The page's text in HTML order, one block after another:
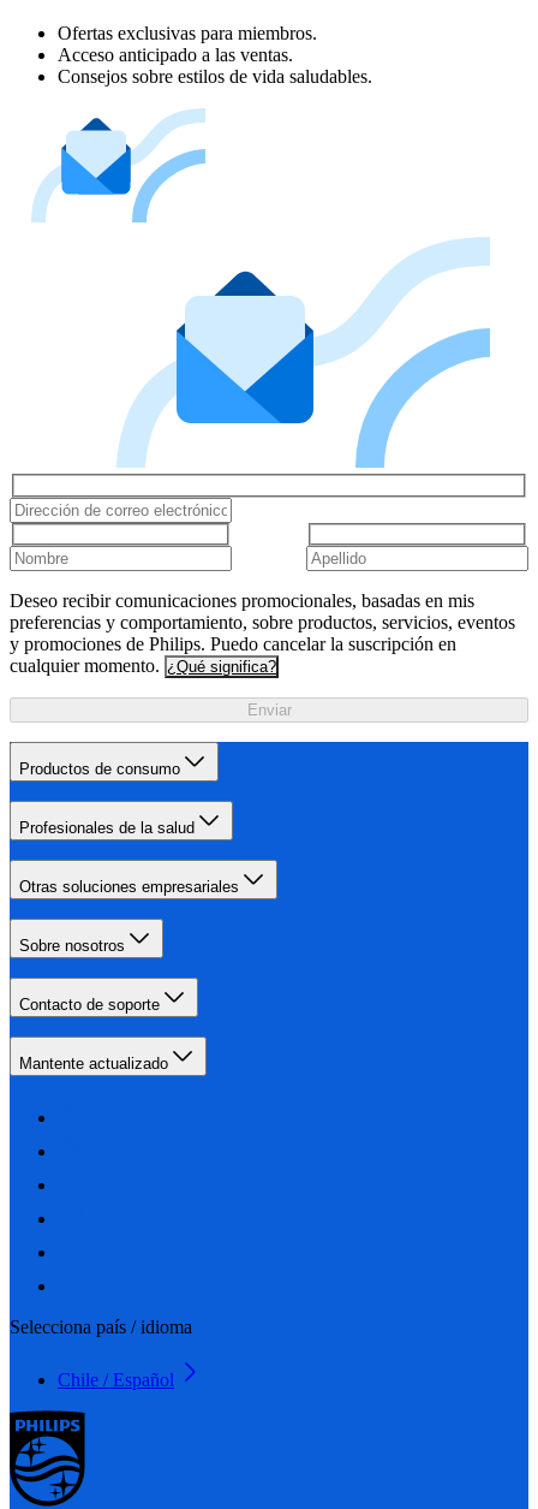
Ofertas exclusivas para miembros.
Acceso anticipado a las ventas.
Consejos sobre estilos de vida saludables.
Deseo recibir comunicaciones promocionales, basadas en mis
preferencias y comportamiento, sobre productos, servicios, eventos
y promociones de Philips. Puedo cancelar la suscripción en
cualquier momento. ¿Qué significa?
Enviar
Productos de consumo
Profesionales de la salud
Otras soluciones empresariales
Sobre nosotros
Contacto de soporte
Mantente actualizado
Selecciona país / idioma
Chile / Español